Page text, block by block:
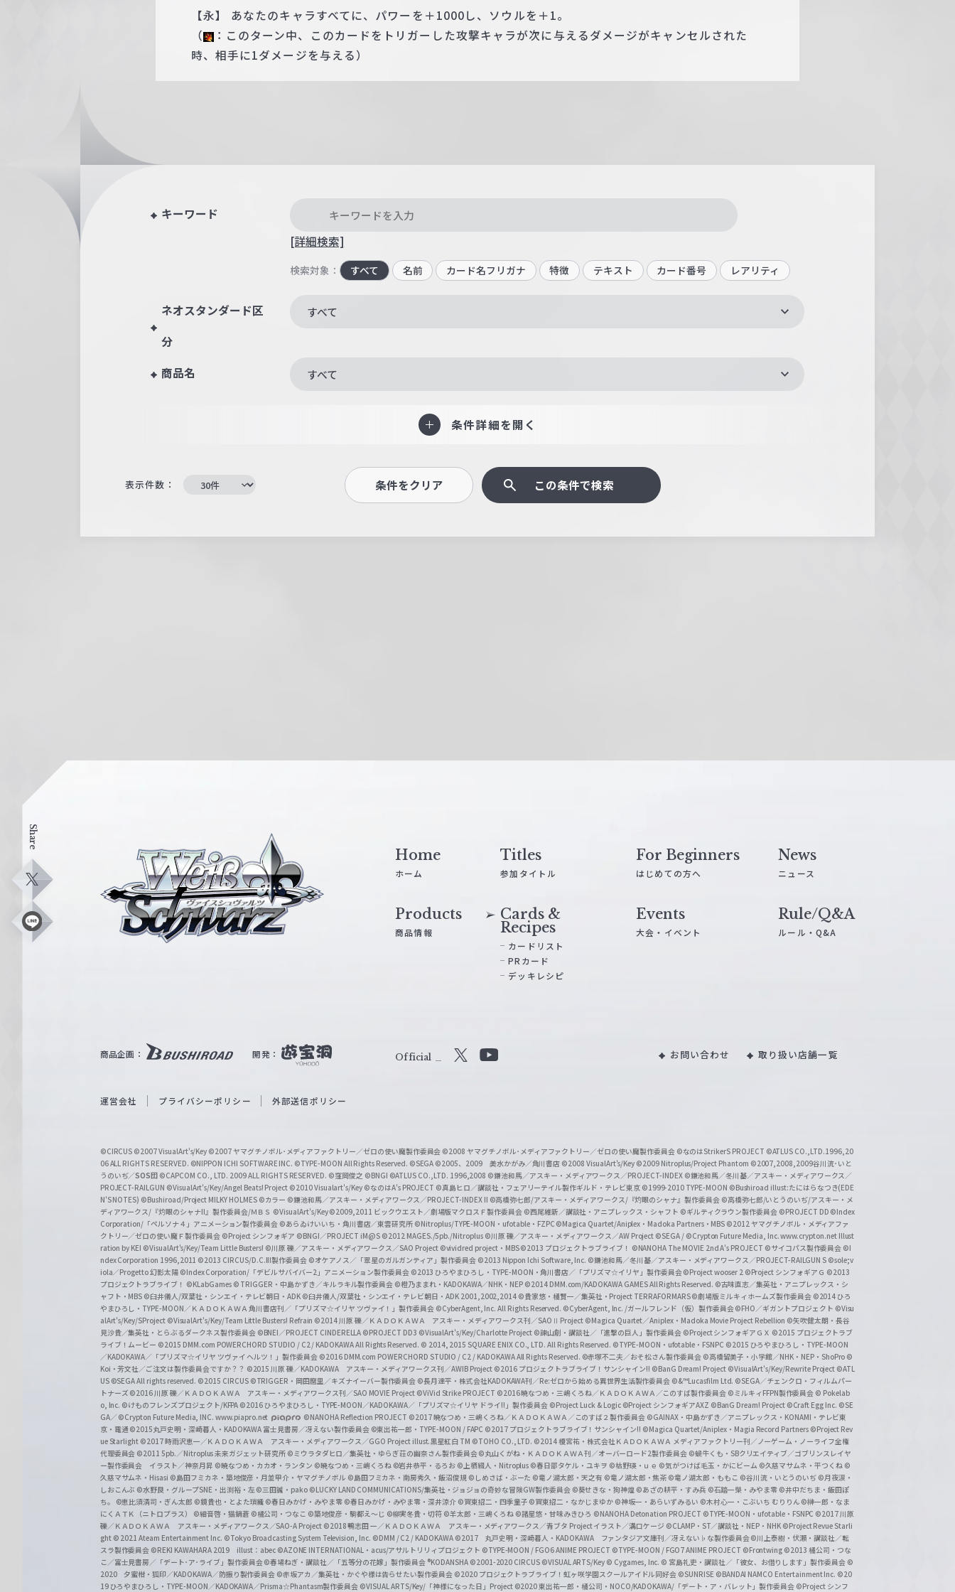
【永】 あなたのキャラすべてに、パワーを＋1000し、ソウルを＋1。
（
：このターン中、このカードをトリガーした攻撃キャラが次に与えるダメージがキャンセルされた
時、相手に1ダメージを与える）
キーワード
[詳細検索]
検索対象： すべて 名前 カード名フリガナ 特徴 テキスト カード番号 レアリティ
ネオスタンダード区
分
すべて
商品名 すべて
条件詳細を開く
表示件数： 条件をクリア この条件で検索
Share
X
L
ス
W
i
c
h
w
a
r
z
Home
ホーム
Titles
参加タイトル
For Beginners
はじめての方へ
News
ニュース
Products
商品情報
Cards &
Recipes
カードリスト
PRカード
デッキレシピ
Events
大会・イベント
Rule/Q&A
ルール・Q&A
商品企画： 開発： Official
Y
b
e
O
f
f
i
c
i
a
l
C
h
a
n
n
e
l
お問い合わせ 取り扱い店舗一覧
運営会社 プライバシーポリシー 外部送信ポリシー
©CIRCUS ©2007 VisualArt's/Key ©2007 ヤマグチノボル･メディアファクトリー／ゼロの使い魔製作委員会 ©2008 ヤマグチノボル･メディアファクトリー／ゼロの使い魔製作委員会 ©なのはStrikerS PROJECT ©ATLUS CO.,LTD.1996,20
06 ALL RIGHTS RESERVED. ©NIPPON ICHI SOFTWARE INC. ©TYPE-MOON All Rights Reserved. ©SEGA ©2005、2009 美水かがみ／角川書店 ©2008 VisualArt's/Key ©2009 Nitroplus/Project Phantom ©2007,2008,2009谷川流･いと
うのいぢ／SOS団 ©CAPCOM CO., LTD. 2009 ALL RIGHTS RESERVED. ©窪岡俊之 ©BNGI ©ATLUS CO.,LTD. 1996,2008 ©鎌池和馬／アスキー・メディアワークス／PROJECT-INDEX ©鎌池和馬／冬川基／アスキー・メディアワークス／
PROJECT-RAILGUN ©VisualArt's/Key/Angel Beats! Project ©2010 Visualart's/Key ©なのはA's PROJECT ©真島ヒロ／講談社・フェアリーテイル製作ギルド・テレビ東京 ©1999-2010 TYPE-MOON ©Bushiroad illust:たにはらなつき(EDE
N'S NOTES) ©Bushiroad/Project MILKY HOLMES ©カラー ©鎌池和馬／アスキー・メディアワークス／PROJECT-INDEX II ©高橋弥七郎/アスキー・メディアワークス/『灼眼のシャナ』製作委員会 ©高橋弥七郎/いとうのいぢ/アスキー・メ
ディアワークス/『灼眼のシャナII』製作委員会/ＭＢＳ ©VisualArt's/Key©2009,2011 ビックウエスト／劇場版マクロスＦ製作委員会 ©西尾維新／講談社・アニプレックス・シャフト ©ギルティクラウン製作委員会 ©PROJECT DD ©Index
Corporation/「ペルソナ４」アニメーション製作委員会 ©あらゐけいいち・角川書店／東雲研究所 ©Nitroplus/TYPE-MOON・ufotable・FZPC ©Magica Quartet/Aniplex・Madoka Partners・MBS ©2012 ヤマグチノボル・メディアファ
クトリー／ゼロの使い魔Ｆ製作委員会 ©Project シンフォギア ©BNGI／PROJECT iM@S ©2012 MAGES./5pb./Nitroplus ©川原 礫／アスキー・メディアワークス／AW Project ©SEGA / ©Crypton Future Media, Inc. www.crypton.net Illust
ration by KEI ©VisualArt's/Key/Team Little Busters! ©川原 礫／アスキー・メディアワークス／SAO Project ©vividred project・MBS ©2013 プロジェクトラブライブ！ ©NANOHA The MOVIE 2nd A's PROJECT ©サイコパス製作委員会 ©I
ndex Corporation 1996,2011 ©2013 CIRCUS/D.C.III製作委員会 ©オケアノス／「翠星のガルガンティア」製作委員会 ©2013 Nippon Ichi Software, Inc. ©鎌池和馬／冬川基／アスキー・メディアワークス／PROJECT-RAILGUN S ©sole;v
iola／Progetto 幻影太陽 ©Index Corporation/「デビルサバイバー2」アニメーション製作委員会 ©2013 ひろやまひろし・TYPE-MOON・角川書店／「プリズマ☆イリヤ」製作委員会©Project wooser 2 ©Project シンフォギアＧ ©2013
プロジェクトラブライブ！ ©KLabGames © TRIGGER・中島かずき／キルラキル製作委員会 ©橙乃ままれ・KADOKAWA／NHK・NEP ©2014 DMM.com/KADOKAWA GAMES All Rights Reserved. ©古味直志／集英社・アニプレックス・シ
ャフト・MBS ©臼井儀人/双葉社・シンエイ・テレビ朝日・ADK ©臼井儀人/双葉社・シンエイ・テレビ朝日・ADK 2001,2002,2014 ©貴家悠・橘賢一／集英社・Project TERRAFORMARS©劇場版ミルキィホームズ製作委員会 ©2014 ひろ
やまひろし・TYPE-MOON／ＫＡＤＯＫＡＷＡ 角川書店刊／「プリズマ☆イリヤ ツヴァイ！」製作委員会 ©CyberAgent, Inc. All Rights Reserved. ©CyberAgent, Inc. /ガールフレンド（仮）製作委員会©FHO／ギガントプロジェクト ©Visu
alArt's/Key/SProject ©VisualArt's/Key/Team Little Busters! Refrain ©2014 川原 礫／ＫＡＤＯＫＡＷＡ アスキー・メディアワークス刊／SAOⅡ Project ©Magica Quartet／Aniplex・Madoka Movie Project Rebellion ©矢吹健太朗・長谷
見沙貴／集英社・とらぶるダークネス製作委員会 ©BNEI／PROJECT CINDERELLA ©PROJECT DD3 ©VisualArt's/Key/Charlotte Project ©諫山創・講談社／「進撃の巨人」製作委員会 ©Project シンフォギアＧＸ ©2015 プロジェクトラブ
ライブ！ムービー ©2015 DMM.com POWERCHORD STUDIO / C2 / KADOKAWA All Rights Reserved. © 2014, 2015 SQUARE ENIX CO., LTD. All Rights Reserved. ©TYPE-MOON・ufotable・FSNPC ©2015 ひろやまひろし・TYPE-MOON
／KADOKAWA／「プリズマ☆イリヤ ツヴァイ ヘルツ！」製作委員会 ©2016 DMM.com POWERCHORD STUDIO / C2 / KADOKAWA All Rights Reserved. ©赤塚不二夫／おそ松さん製作委員会 ©高橋留美子・小学館／NHK・NEP・ShoPro ©
Koi・芳文社／ご注文は製作委員会ですか？？ ©2015 川原 礫／KADOKAWA アスキー・メディアワークス刊／AWIB Project ©2016 プロジェクトラブライブ！サンシャイン!! ©BanG Dream! Project ©VisualArt's/Key/Rewrite Project ©ATL
US ©SEGA All rights reserved. ©2015 CIRCUS ©TRIGGER・岡田麿里／キズナイーバー製作委員会 ©長月達平・株式会社KADOKAWA刊／Re:ゼロから始める異世界生活製作委員会 ©&™Lucasfilm Ltd. ©SEGA／チェンクロ・フィルムパー
トナーズ©2016 川原 礫／ＫＡＤＯＫＡＷＡ アスキー・メディアワークス刊／SAO MOVIE Project ©ViVid Strike PROJECT ©2016 暁なつめ・三嶋くろね／ＫＡＤＯＫＡＷＡ／このすば製作委員会 ©ミルキィFFPN製作委員会 © Pokelab
o, Inc. ©けものフレンズプロジェクト/KFPA ©2016 ひろやまひろし・TYPE-MOON／KADOKAWA／「プリズマ☆イリヤ ドライ!!」製作委員会 ©Project Luck & Logic ©Project シンフォギアAXZ ©BanG Dream! Project ©Craft Egg Inc. ©SE
GA／ ©Crypton Future Media, INC. www.piapro.net
©NANOHA Reflection PROJECT ©2017 暁なつめ・三嶋くろね／ＫＡＤＯＫＡＷＡ／このすば２製作委員会 ©GAINAX・中島かずき／アニプレックス・KONAMI・テレビ東
京・電通 ©2015丸戸史明・深崎暮人・KADOKAWA 富士見書房／冴えない製作委員会 ©東出祐一郎・TYPE-MOON / FAPC ©2017 プロジェクトラブライブ！サンシャイン!! ©Magica Quartet/Aniplex・Magia Record Partners ©Project Rev
ue Starlight ©2017 時雨沢恵一／ＫＡＤＯＫＡＷＡ アスキー・メディアワークス／GGO Project illust.黒星紅白 TM ©TOHO CO., LTD. ©2014 榎宮祐・株式会社ＫＡＤＯＫＡＷＡ メディアファクトリー刊／ノーゲーム・ノーライフ全権
代理委員会 ©2011 5pb.／Nitroplus 未来ガジェット研究所 ©ミウラタダヒロ／集英社・ゆらぎ荘の幽奈さん製作委員会©丸山くがね・ＫＡＤＯＫＡＷＡ刊／オーバーロード2製作委員会 ©蝸牛くも・SBクリエイティブ／ゴブリンスレイヤ
ー製作委員会 イラスト／神奈月昇 ©暁なつめ・カカオ・ランタン ©暁なつめ・三嶋くろね ©岩井恭平・るろお ©上栖綴人・Nitroplus ©春日部タケル・ユキヲ ©枯野瑛・ｕｅ ©気がつけば毛玉・かにビーム ©久慈マサムネ・平つくね ©
久慈マサムネ・Hisasi ©島田フミカネ・築地俊彦・月並甲介・ヤマグチノボル ©島田フミカネ・南房秀久・飯沼俊規 ©しめさば・ぶーた ©竜ノ湖太郎・天之有 ©竜ノ湖太郎・焦茶 ©竜ノ湖太郎・ももこ ©谷川流・いとうのいぢ ©月夜涙・
しおこんぶ ©水野良・グループSNE・出渕裕・左©三田誠・pako ©LUCKY LAND COMMUNICATIONS/集英社・ジョジョの奇妙な冒険GW製作委員会 ©葵せきな・狗神煌 ©あざの耕平・すみ兵 ©石踏一榮・みやま零 ©井中だちま・飯田ぽ
ち。
©恵比須清司・ぎん太郎 ©鏡貴也・とよた瑣織 ©春日みかげ・みやま零 ©春日みかげ・みやま零・深井涼介 ©賀東招二・四季童子 ©賀東招二・なかじまゆか ©神坂一・あらいずみるい ©木村心一・こぶいち むりりん ©榊一郎・なま
にくＡＴＫ（ニトロプラス） ©細音啓・猫鍋蒼 ©橘公司・つなこ ©築地俊彦・駒都え～じ ©柳実冬貴・切符 ©羊太郎・三嶋くろね ©諸星悠・甘味みきひろ ©NANOHA Detonation PROJECT ©TYPE-MOON・ufotable・FSNPC ©2017 川原
礫／ＫＡＤＯＫＡＷＡ アスキー・メディアワークス／SAO-A Project ©2018 鴨志田 一／ＫＡＤＯＫＡＷＡ アスキー・メディアワークス／青ブタ Project イラスト／溝口ケージ ©CLAMP・ST／講談社・NEP・NHK ©Project Revue Starli
ght © 2021 Ateam Entertainment Inc. ©Tokyo Broadcasting System Television, Inc. ©DMM / C2 / KADOKAWA ©2017 丸戸史明・深崎暮人・KADOKAWA ファンタジア文庫刊／冴えない♭な製作委員会©川上泰樹・伏瀬・講談社／転
スラ製作委員会 ©REKI KAWAHARA 2019 illust：abec ©AZONE INTERNATIONAL・acus/アサルトリリィプロジェクト ©TYPE-MOON / FGO6 ANIME PROJECT ©TYPE-MOON / FGO7 ANIME PROJECT ©Frontwing ©2013 橘公司・つな
こ／富士見書房／「デート･ア･ライブ」製作委員会©春場ねぎ・講談社／「五等分の花嫁」製作委員会 ®KODANSHA ©2001-2020 CIRCUS ©VISUAL ARTS/Key © Cygames, Inc. © 宮島礼吏・講談社／「彼女、お借りします」製作委員会 ©
2020 夕蜜柑・狐印／KADOKAWA／防振り製作委員会 ©赤坂アカ／集英社・かぐや様は告らせたい製作委員会 ©2020 プロジェクトラブライブ！虹ヶ咲学園スクールアイドル同好会 ©SUNRISE ©BANDAI NAMCO Entertainment Inc. ©20
19 ひろやまひろし・TYPE-MOON／KADOKAWA／Prisma☆Phantasm製作委員会 ©VISUAL ARTS/Key/「神様になった日」Project ©2020 東出祐一郎・橘公司・NOCO/KADOKAWA/「デート・ア・バレット」製作委員会 ©Project シンフ